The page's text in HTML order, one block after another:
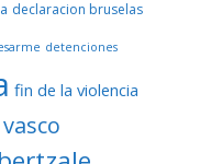
declaracion bruselas
detenciones
fin de la violencia